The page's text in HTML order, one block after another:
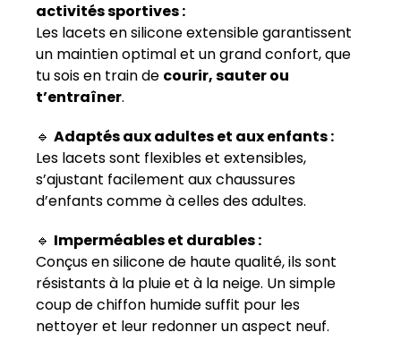
activités sportives :
Les lacets en silicone extensible garantissent
un maintien optimal et un grand confort, que
tu sois en train de courir, sauter ou
t’entraîner.
🔹 Adaptés aux adultes et aux enfants :
Les lacets sont flexibles et extensibles,
s’ajustant facilement aux chaussures
d’enfants comme à celles des adultes.
🔹 Imperméables et durables :
Conçus en silicone de haute qualité, ils sont
résistants à la pluie et à la neige. Un simple
coup de chiffon humide suffit pour les
nettoyer et leur redonner un aspect neuf.